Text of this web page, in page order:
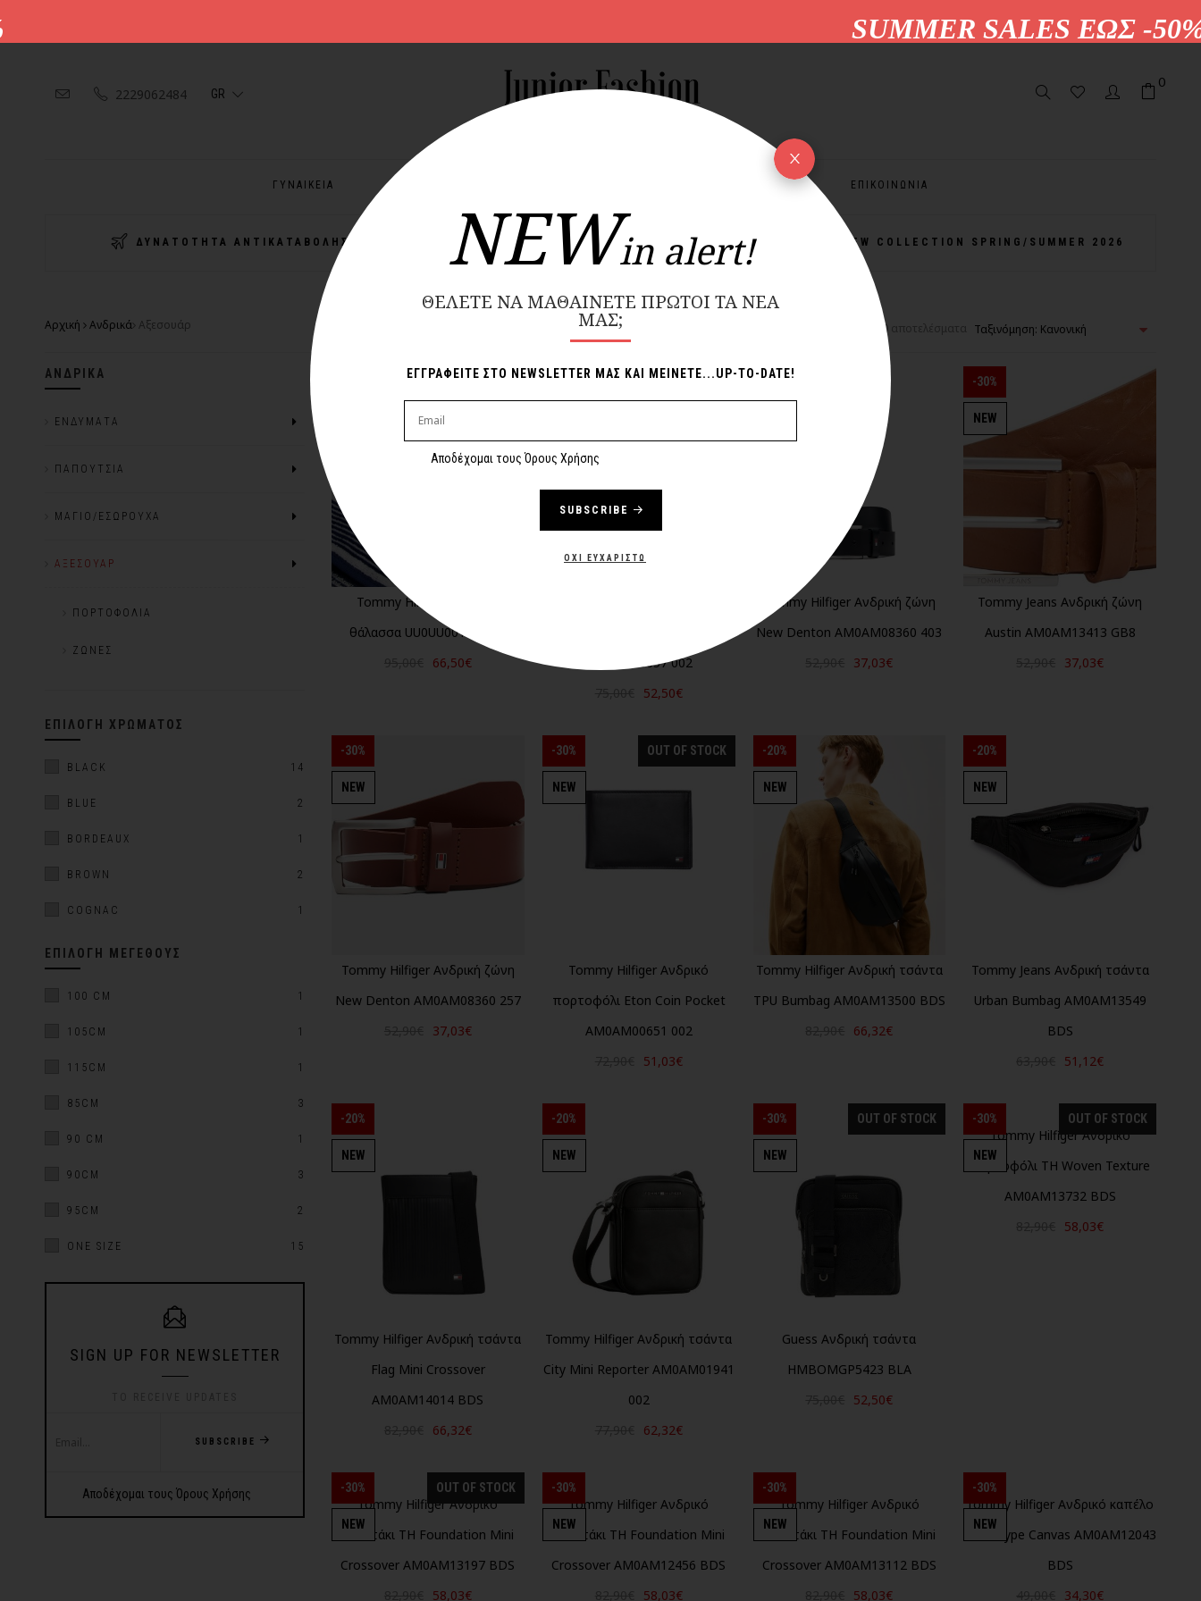
NEWin alert!
ΘΈΛΕΤΕ ΝΑ ΜΑΘΑΊΝΕΤΕ ΠΡΏΤΟΙ ΤΑ ΝΈΑ
ΜΑΣ;
ΕΓΓΡΑΦΕΙΤΕ ΣΤΟ NEWSLETTER ΜΑΣ ΚΑΙ ΜΕΙΝΕΤΕ...UP-TO-DATE!
Αποδέχομαι τους Όρους Χρήσης
SUBSCRIBE
ΌΧΙ ΕΥΧΑΡΙΣΤΏ
2229062484 GR
0
ΓΥΝΑΙΚΕΙΑ ΑΝΔΡΙΚΑ BRANDS ΕΠΙΚΟΙΝΩΝΙΑ
ΔΥΝΑΤΟΤΗΤΑ ΑΝΤΙΚΑΤΑΒΟΛΗΣ ΔΩΡΕΑΝ ΜΕΤΑΦΟΡΙΚΑ ΑΝΩ ΤΩΝ 70€ NEW COLLECTION SPRING/SUMMER 2026
SUMMER SALES ΕΩΣ -50%
Αρχική Ανδρικά Αξεσουάρ Εμφάνιση 1-20 από 20 αποτελέσματα
Tommy Hilfiger Πετσέτα
θάλασσα UU0UU00115 0YC
66,50€
-30%
AM0AM00657 002
52,50€
-30%
Tommy Hilfiger Ανδρική ζώνη
New Denton AM0AM08360 403
37,03€
-30%
NEW
Tommy Jeans Ανδρική ζώνη
Austin AM0AM13413 GB8
37,03€
-30%
NEW
Tommy Hilfiger Ανδρική ζώνη
New Denton AM0AM08360 257
37,03€
-30% OUT OF STOCK
NEW
Tommy Hilfiger Ανδρικό
πορτοφόλι Eton Coin Pocket
AM0AM00651 002
51,03€
-20%
NEW
Tommy Hilfiger Ανδρική τσάντα
TPU Bumbag AM0AM13500 BDS
66,32€
-20%
NEW
Tommy Jeans Ανδρική τσάντα
Urban Bumbag AM0AM13549
BDS
51,12€
-20%
NEW
Tommy Hilfiger Ανδρική τσάντα
Flag Mini Crossover
AM0AM14014 BDS
66,32€
-20%
NEW
Tommy Hilfiger Ανδρική τσάντα
City Mini Reporter AM0AM01941
002
62,32€
-30% OUT OF STOCK
NEW
Guess Ανδρική τσάντα
HMBOMGP5423 BLA
52,50€
-30% OUT OF STOCK
NEW
Tommy Hilfiger Ανδρικό
πορτοφόλι TH Woven Texture
AM0AM13732 BDS
58,03€
-30% OUT OF STOCK
NEW
Tommy Hilfiger Ανδρικό
τσαντάκι TH Foundation Mini
Crossover AM0AM13197 BDS
58,03€
-30%
NEW
Tommy Hilfiger Ανδρικό
τσαντάκι TH Foundation Mini
Crossover AM0AM12456 BDS
58,03€
-30%
NEW
Tommy Hilfiger Ανδρικό
τσαντάκι TH Foundation Mini
Crossover AM0AM13112 BDS
58,03€
-30%
NEW
Tommy Hilfiger Ανδρικό καπέλο
Monotype Canvas AM0AM12043
BDS
34,30€
ΑΝΔΡΙΚΆ
ΕΝΔΎΜΑΤΑ
ΠΑΠΟΎΤΣΙΑ
ΜΑΓΙΌ/ΕΣΏΡΟΥΧΑ
ΑΞΕΣΟΥΆΡ
ΠΟΡΤΟΦΌΛΙΑ
ΖΏΝΕΣ
ΕΠΙΛΟΓΉ ΧΡΏΜΑΤΟΣ
BLACK 14
BLUE 2
BORDEAUX 1
BROWN 2
COGNAC 1
ΕΠΙΛΟΓΉ ΜΕΓΈΘΟΥΣ
100 CM 1
105CM 1
115CM 1
85CM 3
90 CM 1
90CM 3
95CM 2
ONE SIZE 15
SIGN UP FOR NEWSLETTER
SUBSCRIBE
Αποδέχομαι τους Όρους Χρήσης